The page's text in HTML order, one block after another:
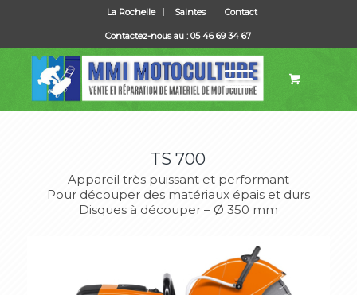
La Rochelle Saintes Contact
Contactez-nous au : 05 46 69 34 67
TS 700
Appareil très puissant et performant
Pour découper des matériaux épais et durs
Disques à découper – Ø 350 mm